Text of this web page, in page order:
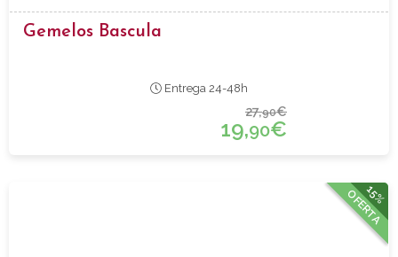
Gemelos Bascula
Entrega 24-48h
27,90€
19,90€
15%
OFERTA